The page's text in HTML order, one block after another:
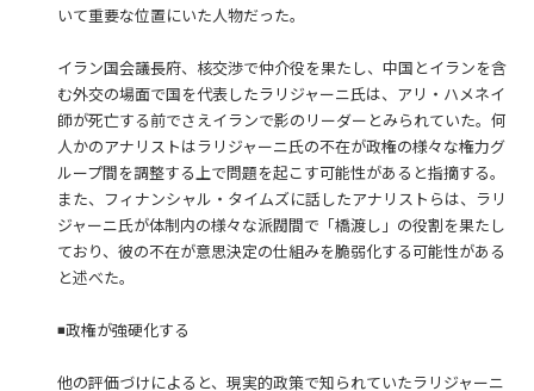
いて重要な位置にいた人物だった。
イラン国会議長府、核交渉で仲介役を果たし、中国とイランを含
む外交の場面で国を代表したラリジャーニ氏は、アリ・ハメネイ
師が死亡する前でさえイランで影のリーダーとみられていた。何
人かのアナリストはラリジャーニ氏の不在が政権の様々な権力グ
ループ間を調整する上で問題を起こす可能性があると指摘する。
また、フィナンシャル・タイムズに話したアナリストらは、ラリ
ジャーニ氏が体制内の様々な派閥間で「橋渡し」の役割を果たし
ており、彼の不在が意思決定の仕組みを脆弱化する可能性がある
と述べた。
◾️政権が強硬化する
他の評価づけによると、現実的政策で知られていたラリジャーニ